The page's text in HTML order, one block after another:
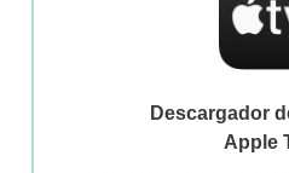
Descargador
Apple